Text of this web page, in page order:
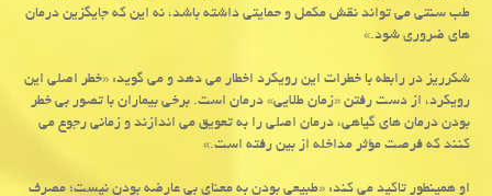
طب سنتی می تواند نقش مکمل و حمایتی داشته باشد، نه این که جایگزین درمان
های ضروری شود.»
شکرریز در رابطه با خطرات این رویکرد اخطار می دهد و می گوید: «خطر اصلی این
رویکرد، از دست رفتن «زمان طلایی» درمان است. برخی بیماران با تصور بی خطر
بودن درمان های گیاهی، درمان اصلی را به تعویق می اندازند و زمانی رجوع می
کنند که فرصت مؤثر مداخله از بین رفته است.»
او همینطور تاکید می کند: «طبیعی بودن به معنای بی عارضه بودن نیست؛ مصرف